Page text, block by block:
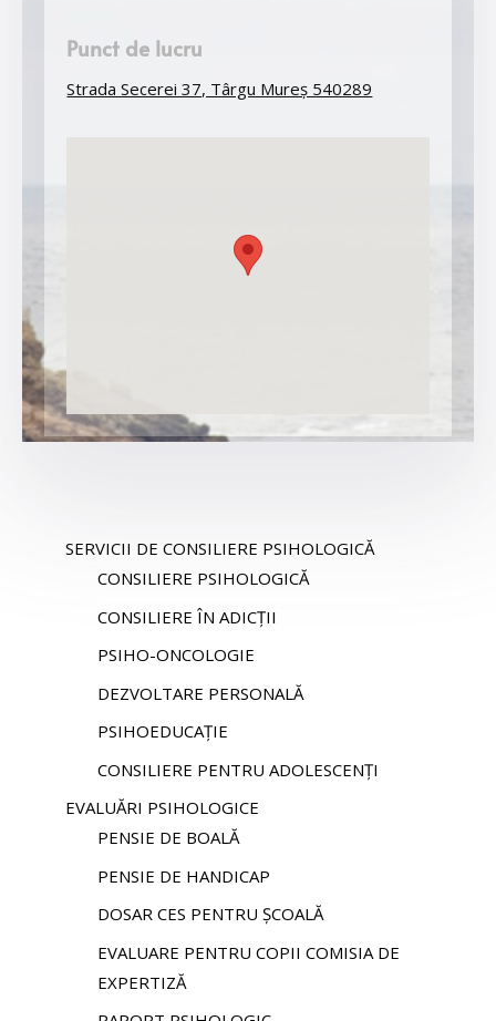
Punct de lucru
Strada Secerei 37, Târgu Mureș 540289
SERVICII DE CONSILIERE PSIHOLOGICĂ
CONSILIERE PSIHOLOGICĂ
CONSILIERE ÎN ADICȚII
PSIHO-ONCOLOGIE
DEZVOLTARE PERSONALĂ
PSIHOEDUCAȚIE
CONSILIERE PENTRU ADOLESCENȚI
EVALUĂRI PSIHOLOGICE
PENSIE DE BOALĂ
PENSIE DE HANDICAP
DOSAR CES PENTRU ȘCOALĂ
EVALUARE PENTRU COPII COMISIA DE
EXPERTIZĂ